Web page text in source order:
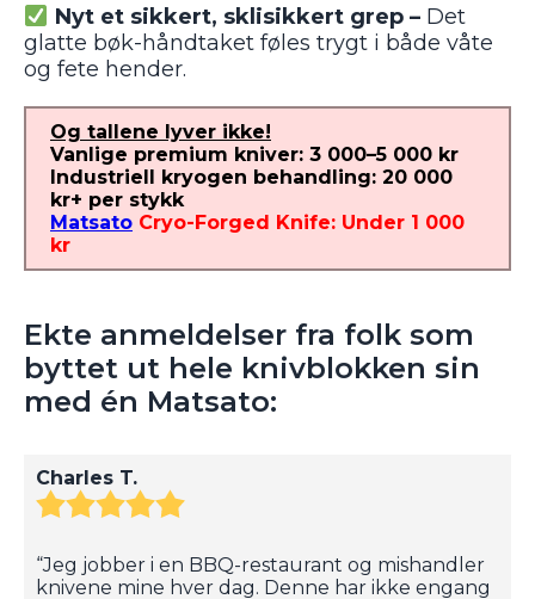
Nyt et sikkert, sklisikkert grep –Det
glatte bøk-håndtaket føles trygt i både våte
og fete hender.
Og tallene lyver ikke!
Vanlige premium kniver: 3 000–5 000 kr
Industriell kryogen behandling: 20 000
kr+ per stykk
Matsato Cryo-Forged Knife: Under 1 000
kr
Ekte anmeldelser fra folk som
byttet ut hele knivblokken sin
med én Matsato:
Charles T.
“Jeg jobber i en BBQ-restaurant og mishandler
knivene mine hver dag. Denne har ikke engang